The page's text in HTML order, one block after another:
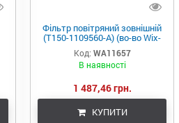
Фільтр повітряний зовнішній
(Т150-1109560-А) (во-во Wix-
Filtron)
Код: WA11657
В наявності
1 487,46 грн.
КУПИТИ